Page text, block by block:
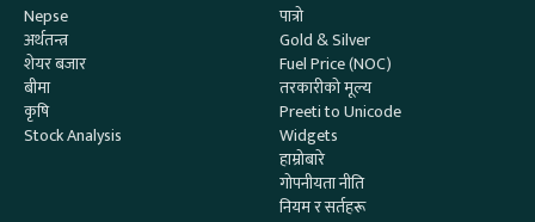
Nepse
अर्थतन्त्र
शेयर बजार
बीमा
कृषि
Stock Analysis
पात्रो
Gold & Silver
Fuel Price (NOC)
तरकारीको मूल्य
Preeti to Unicode
Widgets
हाम्रोबारे
गोपनीयता नीति
नियम र सर्तहरू